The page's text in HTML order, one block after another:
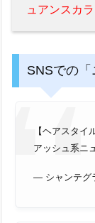
ュアンスカ
SNSでの
【ヘアスタイ
アッシュ系ニ
— シャンテグ